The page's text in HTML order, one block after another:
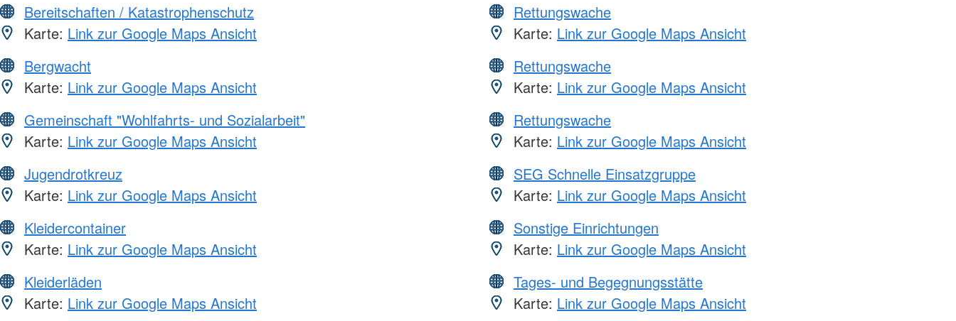
Bereitschaften / Katastrophenschutz
Karte: Link zur Google Maps Ansicht
Bergwacht
Karte: Link zur Google Maps Ansicht
Gemeinschaft "Wohlfahrts- und Sozialarbeit"
Karte: Link zur Google Maps Ansicht
Jugendrotkreuz
Karte: Link zur Google Maps Ansicht
Kleidercontainer
Karte: Link zur Google Maps Ansicht
Kleiderläden
Karte: Link zur Google Maps Ansicht
Rettungswache
Karte: Link zur Google Maps Ansicht
Rettungswache
Karte: Link zur Google Maps Ansicht
Rettungswache
Karte: Link zur Google Maps Ansicht
SEG Schnelle Einsatzgruppe
Karte: Link zur Google Maps Ansicht
Sonstige Einrichtungen
Karte: Link zur Google Maps Ansicht
Tages- und Begegnungsstätte
Karte: Link zur Google Maps Ansicht